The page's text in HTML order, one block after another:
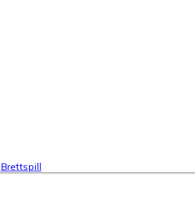
Brettspill